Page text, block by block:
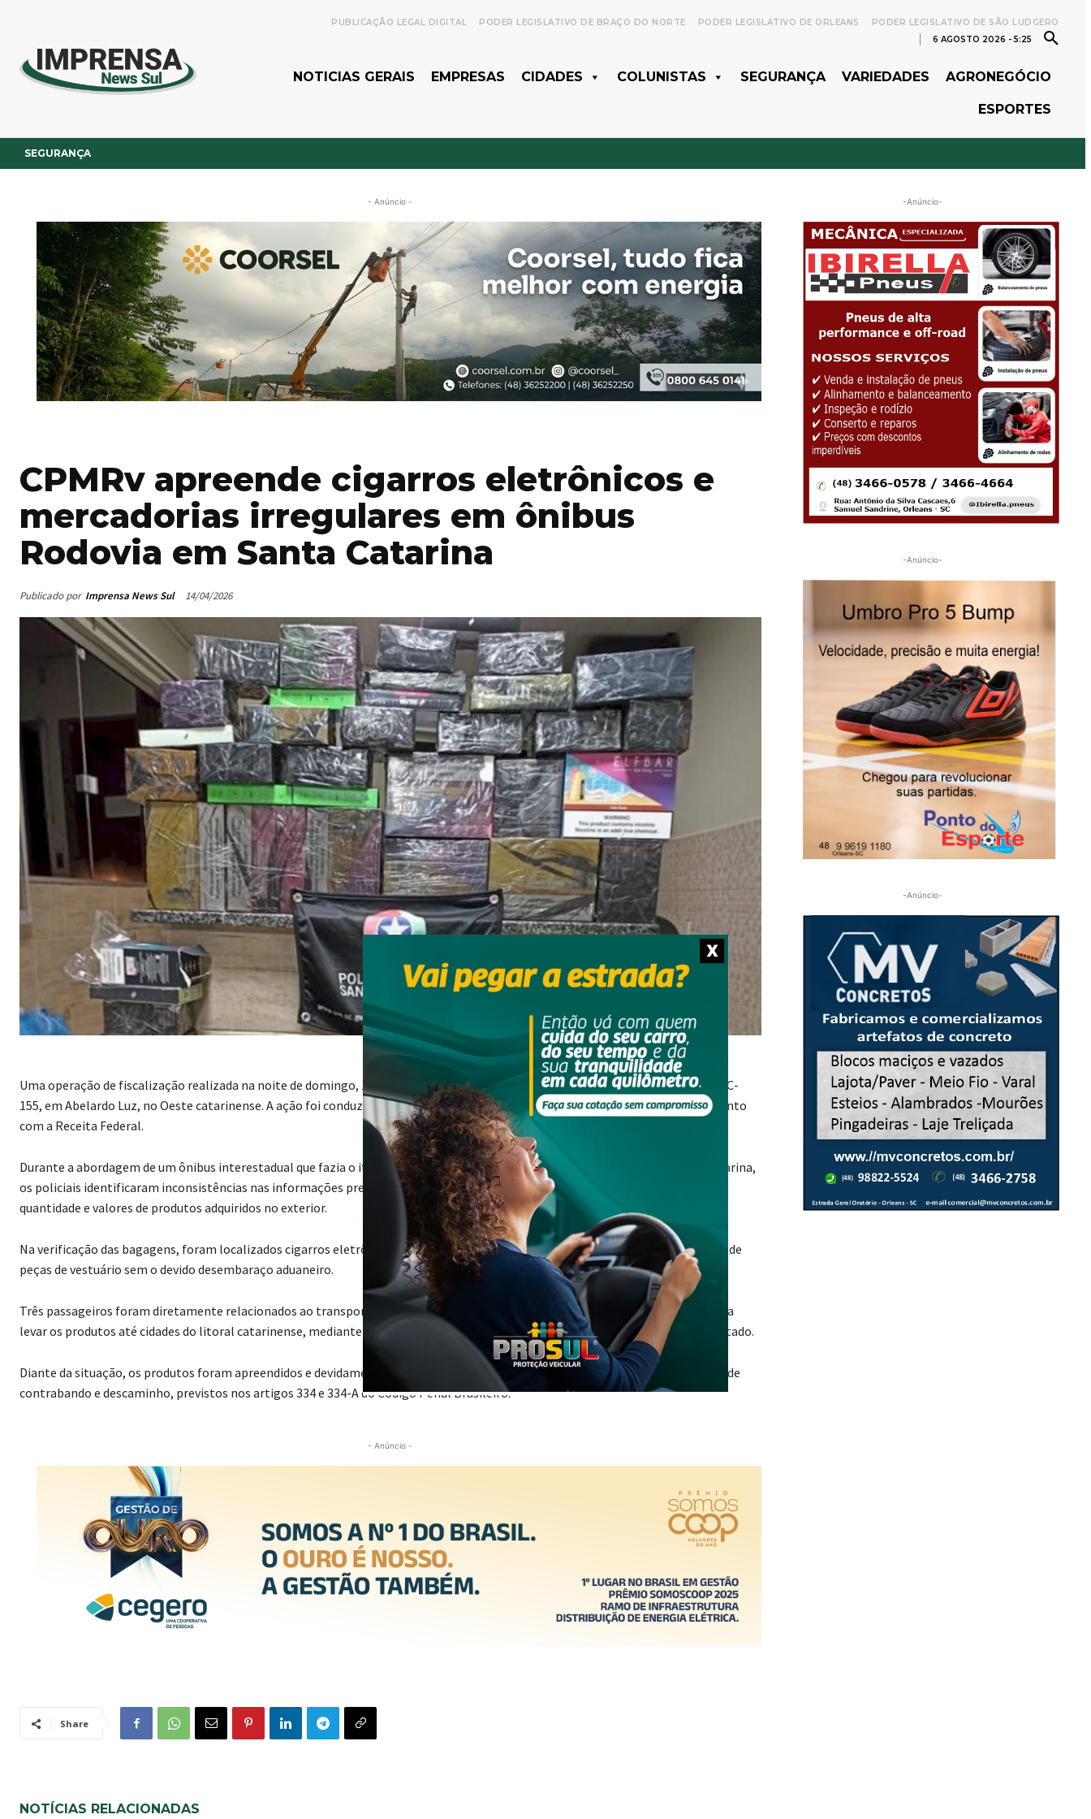
PUBLICAÇÃO LEGAL DIGITAL PODER LEGISLATIVO DE BRAÇO DO NORTE PODER LEGISLATIVO DE ORLEANS
PODER LEGISLATIVO DE SÃO LUDGERO
6 AGOSTO 2026 - 5:25
NOTICIAS GERAIS EMPRESAS CIDADES COLUNISTAS SEGURANÇA VARIEDADES AGRONEGÓCIO
ESPORTES
SEGURANÇA
- Anúncio -
CPMRv apreende cigarros eletrônicos e
mercadorias irregulares em ônibus
Rodovia em Santa Catarina
Publicado por Imprensa News Sul 14/04/2026
Foto: CPMRv
Uma operação de fiscalização realizada na noite de domingo, 12, resultou na apreensão de mercadorias irregulares na Rodovia SC-
155, em Abelardo Luz, no Oeste catarinense. A ação foi conduzida pelo Comando de Polícia Militar Rodoviária (CPMRv), em conjunto
com a Receita Federal.
Durante a abordagem de um ônibus interestadual que fazia o itinerário entre Foz do Iguaçu, Paraná e Braço do Norte, Santa Catarina,
os policiais identificaram inconsistências nas informações prestadas por alguns passageiros, especialmente quanto à origem,
quantidade e valores de produtos adquiridos no exterior.
Na verificação das bagagens, foram localizados cigarros eletrônicos (vapers) e essências, cuja entrada é proibida no Brasil, além de
peças de vestuário sem o devido desembaraço aduaneiro.
Três passageiros foram diretamente relacionados ao transporte das mercadorias. Conforme relato, eles foram contratados para
levar os produtos até cidades do litoral catarinense, mediante pagamento, sem conhecimento detalhado do conteúdo transportado.
Diante da situação, os produtos foram apreendidos e devidamente lacrados, e os envolvidos responderão, em tese, pelos crimes de
contrabando e descaminho, previstos nos artigos 334 e 334-A do Código Penal Brasileiro.
- Anúncio -
Share
NOTÍCIAS RELACIONADAS
-Anúncio-
-Anúncio-
-Anúncio-
X